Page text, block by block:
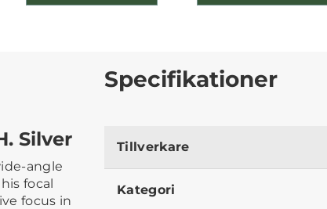
Silver
angle
focal
focus in
Specifikationer
Tillverkare
Kategori